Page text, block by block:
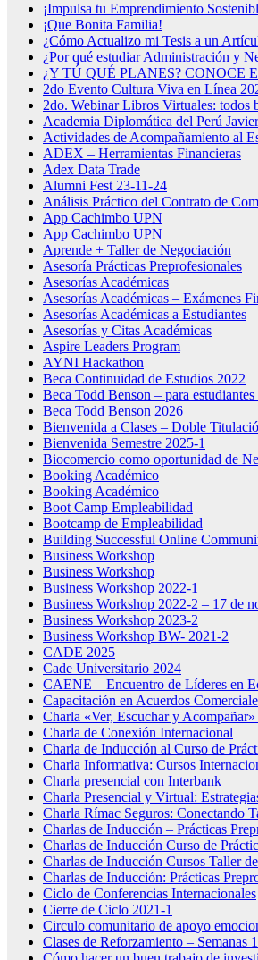
¡Impulsa tu Emprendimiento
¡Que Bonita Familia!
¿Cómo Actualizo mi Tesis a un
¿Por qué estudiar Administración y
¿Y TÚ QUÉ PLANES? CONOCE
2do Evento Cultura Viva en Línea
2do. Webinar Libros Virtuales: todos
Academia Diplomática del Perú
Actividades de Acompañamiento al
ADEX – Herramientas Financieras
Adex Data Trade
Alumni Fest 23-11-24
Análisis Práctico del Contrato de
App Cachimbo UPN
App Cachimbo UPN
Aprende + Taller de Negociación
Asesoría Prácticas Preprofesionales
Asesorías Académicas
Asesorías Académicas – Exámenes
Asesorías Académicas a Estudiantes
Asesorías y Citas Académicas
Aspire Leaders Program
AYNI Hackathon
Beca Continuidad de Estudios 2022
Beca Todd Benson – para
Beca Todd Benson 2026
Bienvenida a Clases – Doble
Bienvenida Semestre 2025-1
Biocomercio como oportunidad de
Booking Académico
Booking Académico
Boot Camp Empleabilidad
Bootcamp de Empleabilidad
Building Successful Online
Business Workshop
Business Workshop
Business Workshop 2022-1
Business Workshop 2022-2 – 17 de
Business Workshop 2023-2
Business Workshop BW- 2021-2
CADE 2025
Cade Universitario 2024
CAENE – Encuentro de Líderes en
Capacitación en Acuerdos
Charla «Ver, Escuchar y
Charla de Conexión Internacional
Charla de Inducción al Curso de
Charla Informativa: Cursos
Charla presencial con Interbank
Charla Presencial y Virtual:
Charla Rímac Seguros: Conectando
Charlas de Inducción – Prácticas
Charlas de Inducción Curso de
Charlas de Inducción Cursos Taller
Charlas de Inducción: Prácticas
Ciclo de Conferencias Internacionales
Cierre de Ciclo 2021-1
Circulo comunitario de apoyo
Clases de Reforzamiento – Semanas